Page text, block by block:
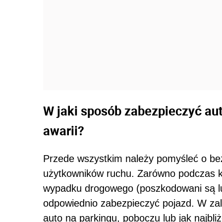
W jaki sposób zabezpieczyć
awarii?
Przede wszystkim należy pomyśleć o
użytkowników ruchu. Zarówno podczas
wypadku drogowego (poszkodowani są
odpowiednio zabezpieczyć pojazd. W
auto na parkingu, poboczu lub jak